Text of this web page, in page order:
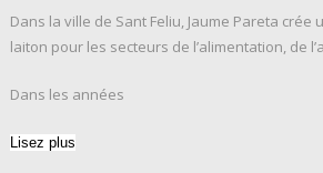
Dans la ville de Sant Feliu, Jaume Pareta crée
laiton pour les secteurs de l’alimentation, de
Dans les années
Lisez plus